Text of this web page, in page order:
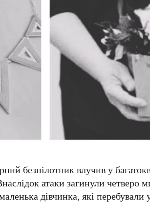
безпілотник влучив у
атаки загинули
дівчинка, які перебували